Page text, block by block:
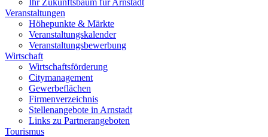
Ihr Zukunftsbaum für Arnstadt
Veranstaltungen
Höhepunkte & Märkte
Veranstaltungskalender
Veranstaltungsbewerbung
Wirtschaft
Wirtschaftsförderung
Citymanagement
Gewerbeflächen
Firmenverzeichnis
Stellenangebote in Arnstadt
Links zu Partnerangeboten
Tourismus